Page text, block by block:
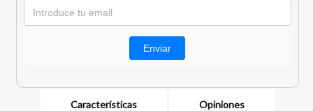
Características Opiniones